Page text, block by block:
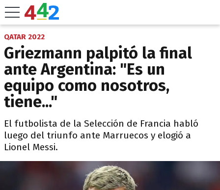
QATAR 2022
Griezmann palpitó la final
ante Argentina: "Es un
equipo como nosotros,
tiene..."
El futbolista de la Selección de Francia habló
luego del triunfo ante Marruecos y elogió a
Lionel Messi.